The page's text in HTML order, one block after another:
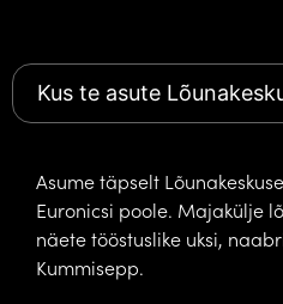
Kus te asute
Asume täpselt
Euronicsi poole. Majakülje
näete tööstuslike uksi,
Kummisepp.